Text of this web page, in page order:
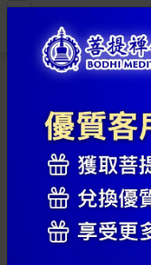
全部